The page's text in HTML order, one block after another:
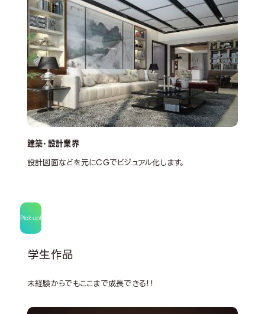
建築・設計業界
設計図面などを元にCGでビジュアル化します。
Pick up!
学生作品
未経験からでもここまで成長できる！！